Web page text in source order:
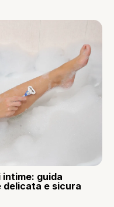
guida
delicata e sicura